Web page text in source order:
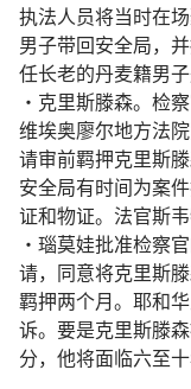
执法人员将当时在
男子带回安全局，
任长老的丹麦籍男
·克里斯滕森。检
维埃奥廖尔地方法
请审前羁押克里斯
安全局有时间为案
证和物证。法官斯
·瑙莫娃批准检察
请，同意将克里斯
羁押两个月。耶和
诉。要是克里斯滕
分，他将面临六至十